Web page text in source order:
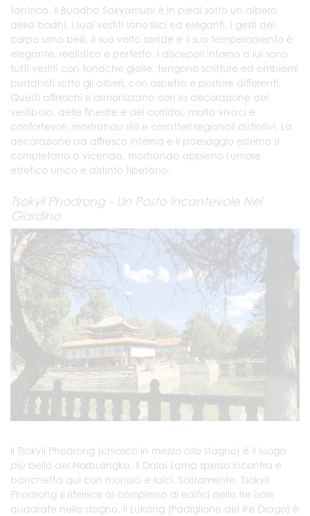
tantrica. Il Buddha Sakyamuni è in piedi sotto un albero
della bodhi, i suoi vestiti sono lisci ed eleganti, i gesti del
corpo sono belli, il suo volto sorride e il suo temperamento è
elegante, realistico e perfetto. I discepoli intorno a lui sono
tutti vestiti con tonache gialle, tengono scritture ed emblemi
buddhisti sotto gli alberi, con aspetto e posture differenti.
Questi affreschi si armonizzano con la decorazione del
vestibolo, delle finestre e dei corridoi, molto vivaci e
confortevoli, mostrando stili e caratteri regionali distintivi. La
decorazione ad affresco interna e il paesaggio esterno si
completano a vicenda, mostrando appieno l'umore
estetico unico e distinto tibetano.
Tsokyil Phodrong - Un Posto Incantevole Nel
Giardino
Il Tsokyil Phodrong (chiosco in mezzo allo stagno) è il luogo
più bello del Norbulingka. Il Dalai Lama spesso incontra e
banchetta qui con monaci e laici. Solitamente, Tsokyil
Phodrong si riferisce al complesso di edifici delle tre isole
quadrate nello stagno. Il Lukang (Padiglione del Re Drago) è